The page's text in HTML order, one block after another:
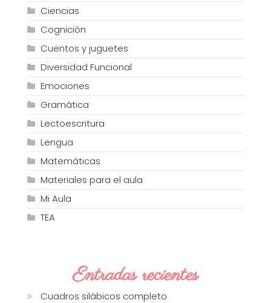
Ciencias
Cognición
Cuentos y juguetes
Diversidad Funcional
Emociones
Gramática
Lectoescritura
Lengua
Matemáticas
Materiales para el aula
Mi Aula
TEA
Entradas recientes
Cuadros silábicos completo